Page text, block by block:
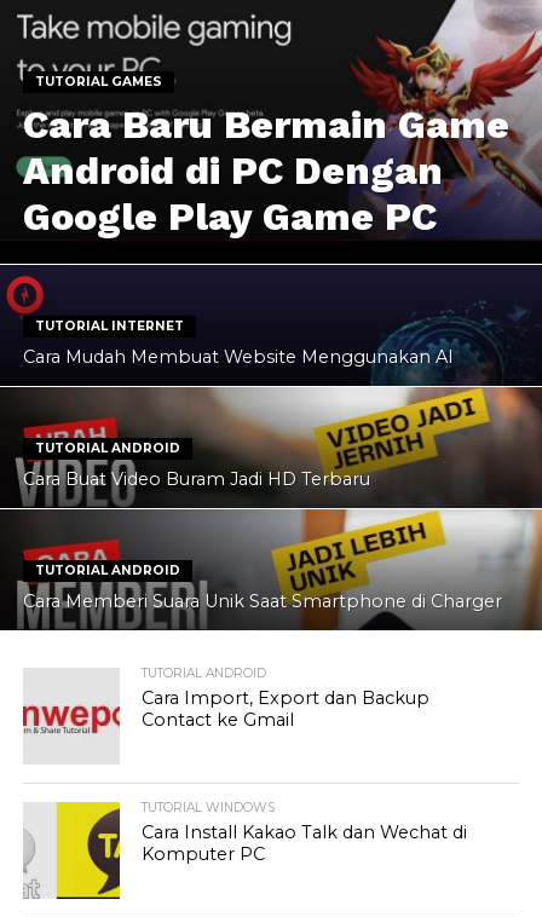
TUTORIAL GAMES
Cara Baru Bermain Game
Android di PC Dengan
Google Play Game PC
TUTORIAL INTERNET
Cara Mudah Membuat Website Menggunakan AI
TUTORIAL ANDROID
Cara Buat Video Buram Jadi HD Terbaru
TUTORIAL ANDROID
Cara Memberi Suara Unik Saat Smartphone di Charger
TUTORIAL ANDROID
Cara Import, Export dan Backup
Contact ke Gmail
TUTORIAL WINDOWS
Cara Install Kakao Talk dan Wechat di
Komputer PC